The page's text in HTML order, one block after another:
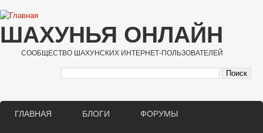
Перейти к основному содержанию
ШАХУНЬЯ ОНЛАЙН
СООБЩЕСТВО ШАХУНСКИХ ИНТЕРНЕТ-ПОЛЬЗОВАТЕЛЕЙ
Main menu
ГЛАВНАЯ БЛОГИ ФОРУМЫ